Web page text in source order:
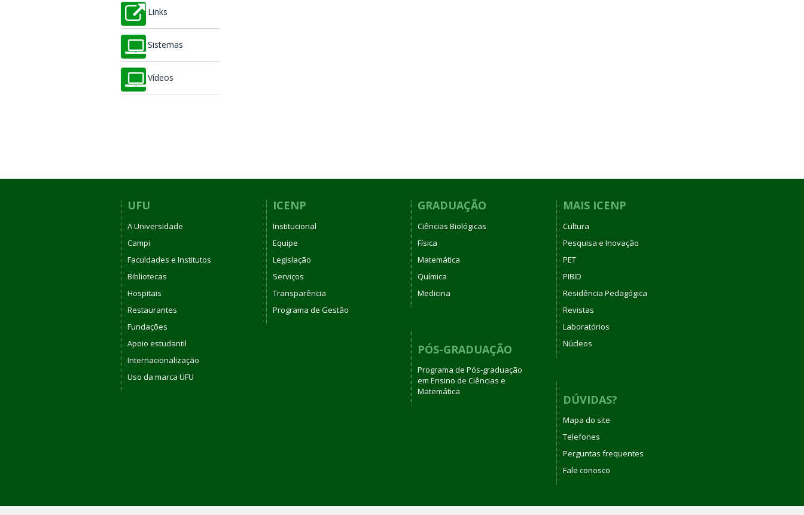
Links
Sistemas
Vídeos
UFU
A Universidade
Campi
Faculdades e Institutos
Bibliotecas
Hospitais
Restaurantes
Fundações
Apoio estudantil
Internacionalização
Uso da marca UFU
ICENP
Institucional
Equipe
Legislação
Serviços
Transparência
Programa de Gestão
GRADUAÇÃO
Ciências Biológicas
Física
Matemática
Química
Medicina
PÓS-GRADUAÇÃO
Programa de Pós-graduação
em Ensino de Ciências e
Matemática
MAIS ICENP
Cultura
Pesquisa e Inovação
PET
PIBID
Residência Pedagógica
Revistas
Laboratórios
Núcleos
DÚVIDAS?
Mapa do site
Telefones
Perguntas frequentes
Fale conosco